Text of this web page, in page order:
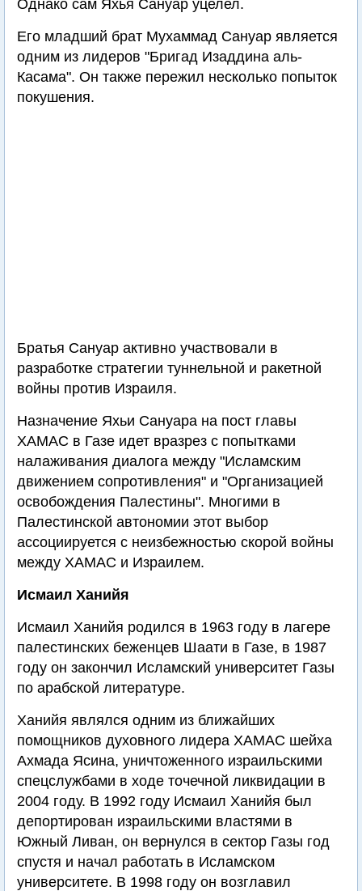
Однако сам Яхья Сануар уцелел.
Его младший брат Мухаммад Сануар является
одним из лидеров "Бригад Изаддина аль-
Касама". Он также пережил несколько попыток
покушения.
Братья Сануар активно участвовали в
разработке стратегии туннельной и ракетной
войны против Израиля.
Назначение Яхьи Сануара на пост главы
ХАМАС в Газе идет вразрез с попытками
налаживания диалога между "Исламским
движением сопротивления" и "Организацией
освобождения Палестины". Многими в
Палестинской автономии этот выбор
ассоциируется с неизбежностью скорой войны
между ХАМАС и Израилем.
Исмаил Ханийя
Исмаил Ханийя родился в 1963 году в лагере
палестинских беженцев Шаати в Газе, в 1987
году он закончил Исламский университет Газы
по арабской литературе.
Ханийя являлся одним из ближайших
помощников духовного лидера ХАМАС шейха
Ахмада Ясина, уничтоженного израильскими
спецслужбами в ходе точечной ликвидации в
2004 году. В 1992 году Исмаил Ханийя был
депортирован израильскими властями в
Южный Ливан, он вернулся в сектор Газы год
спустя и начал работать в Исламском
университете. В 1998 году он возглавил